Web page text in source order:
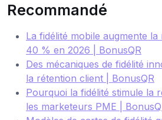
Recommandé
La fidélité mobile augmente
40 % en 2026 | BonusQR
Des mécaniques de fidélité
la rétention client | BonusQR
Pourquoi la fidélité stimule la
les marketeurs PME |